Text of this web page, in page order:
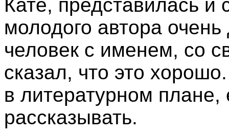
Кате, представилась
молодого автора очень
человек с именем, со
сказал, что это
в литературном плане,
рассказывать.